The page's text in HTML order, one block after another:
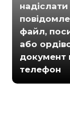
файл,
або
документ
телефон